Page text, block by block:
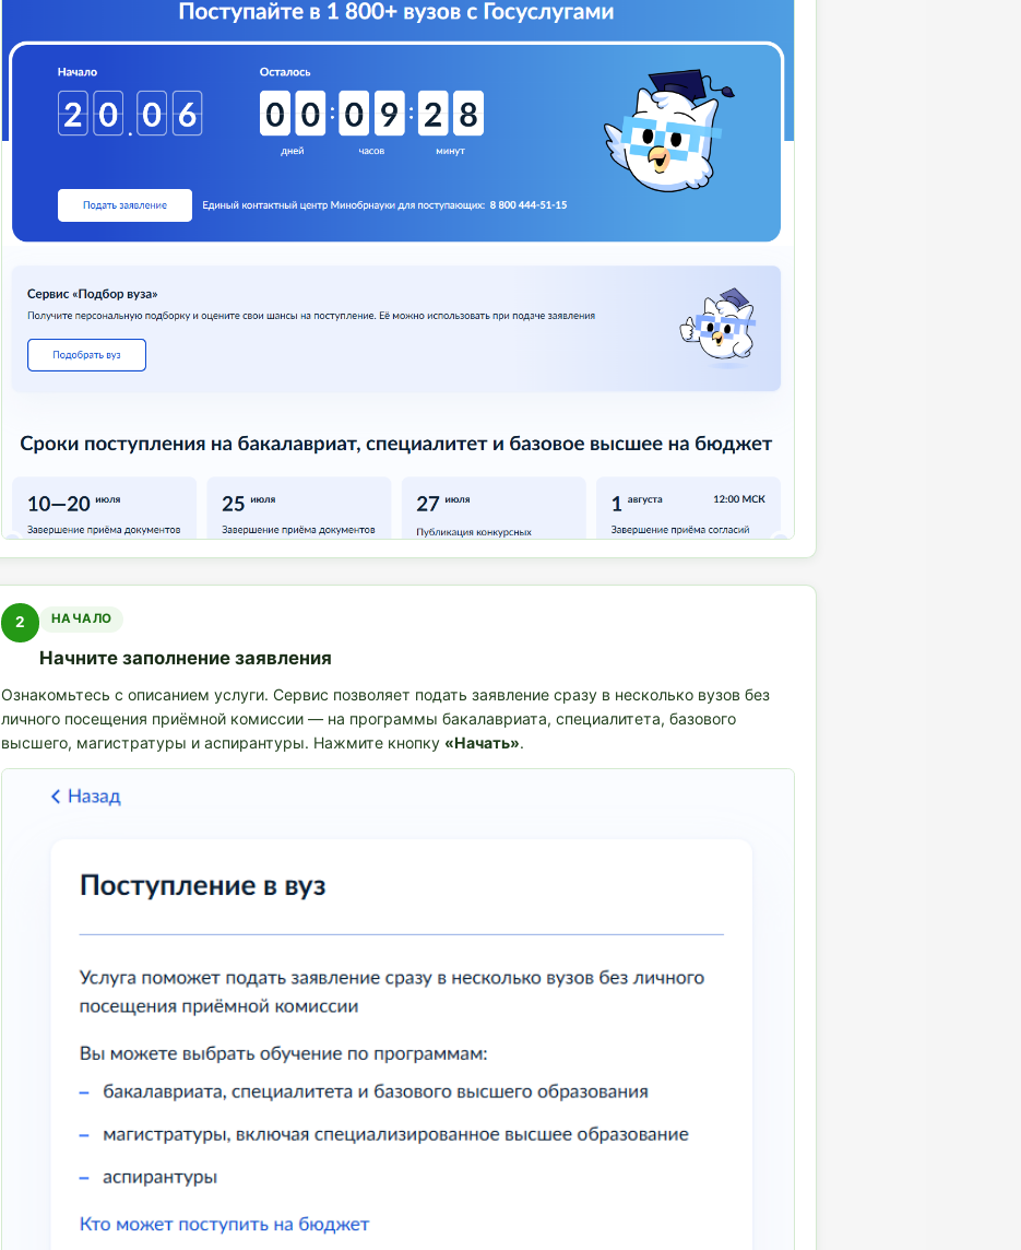
2 НАЧАЛО
Начните заполнение заявления
Ознакомьтесь с описанием услуги. Сервис позволяет подать заявление сразу в несколько вузов без
личного посещения приёмной комиссии — на программы бакалавриата, специалитета, базового
высшего, магистратуры и аспирантуры. Нажмите кнопку «Начать».